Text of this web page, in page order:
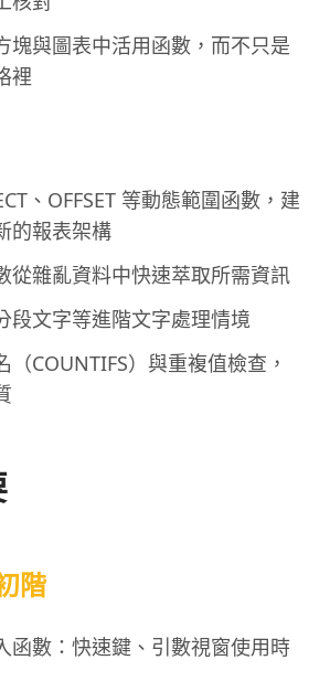
塊與圖表中活用函數，而不只是
裡
、OFFSET 等動態範圍函數，建
的報表架構
從雜亂資料中快速萃取所需資訊
段文字等進階文字處理情境
（COUNTIFS）與重複值檢查，
階
函數：快速鍵、引數視窗使用時